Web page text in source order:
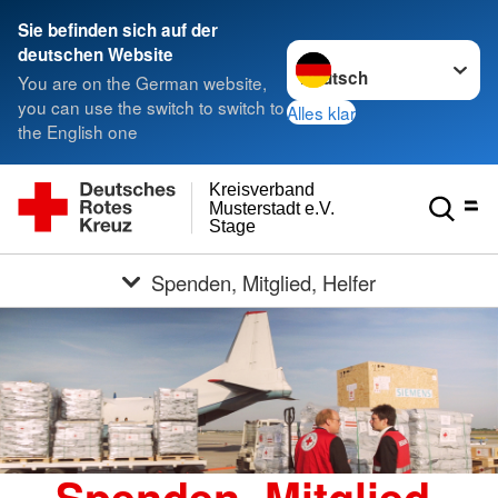
Sie befinden sich auf der
deutschen Website
You are on the German website,
you can use the switch to switch to
the English one
Sprache wechseln zu
Alles klar
Stage
Musterstadt e.V.
Kreisverband
Spenden, Mitglied, Helfer